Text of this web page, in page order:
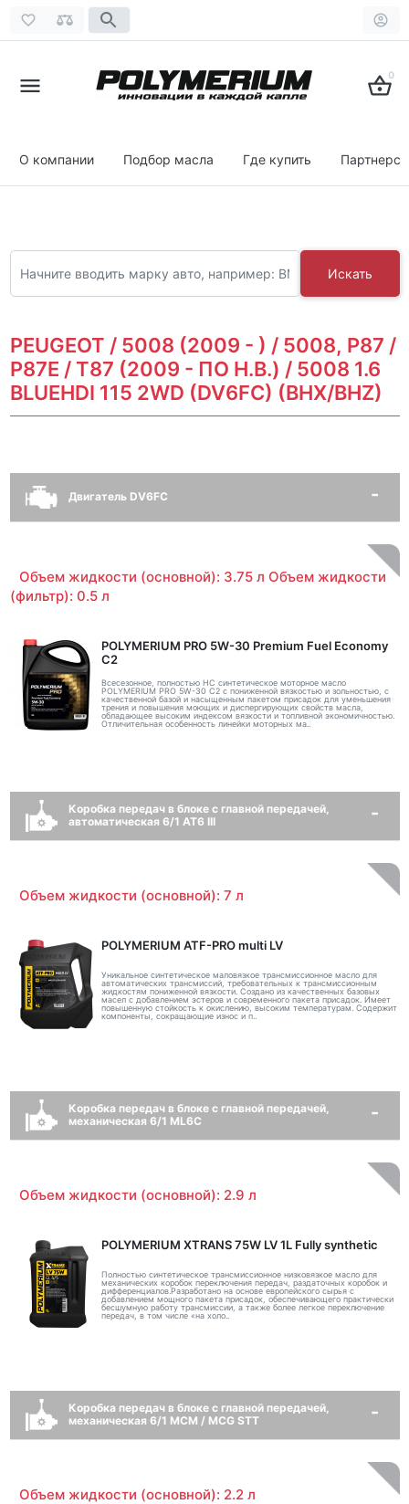
0
О компании Подбор масла Где купить
Искать
PEUGEOT / 5008 (2009 - ) / 5008, P87 /
P87E / T87 (2009 - ПО Н.В.) / 5008 1.6
BLUEHDI 115 2WD (DV6FC) (BHX/BHZ)
Двигатель DV6FC
Объем жидкости (основной): 3.75 л Объем жидкости
(фильтр): 0.5 л
POLYMERIUM PRO 5W-30 Premium Fuel Economy
С2
Всесезонное, полностью HC синтетическое моторное масло
POLYMERIUM PRO 5W-30 C2 с пониженной вязкостью и зольностью, с
качественной базой и насыщенным пакетом присадок для уменьшения
трения и повышения моющих и диспергирующих свойств масла,
обладающее высоким индексом вязкости и топливной экономичностью.
Отличительная особенность линейки моторных ма..
Коробка передач в блоке с главной передачей,
автоматическая 6/1 AT6 III
Объем жидкости (основной): 7 л
POLYMERIUM ATF-PRO multi LV
Уникальное синтетическое маловязкое трансмиссионное масло для
автоматических трансмиссий, требовательных к трансмиссионным
жидкостям пониженной вязкости. Создано из качественных базовых
масел с добавлением эстеров и современного пакета присадок. Имеет
повышенную стойкость к окислению, высоким температурам. Содержит
компоненты, сокращающие износ и п..
Коробка передач в блоке с главной передачей,
механическая 6/1 ML6C
Объем жидкости (основной): 2.9 л
POLYMERIUM XTRANS 75W LV 1L Fully synthetic
Полностью синтетическое трансмиссионное низковязкое масло для
механических коробок переключения передач, раздаточных коробок и
дифференциалов.Разработано на основе европейского сырья с
добавлением мощного пакета присадок, обеспечивающего практически
бесшумную работу трансмиссии, а также более легкое переключение
передач, в том числе «на холо..
Коробка передач в блоке с главной передачей,
механическая 6/1 MCM / MCG STT
Объем жидкости (основной): 2.2 л